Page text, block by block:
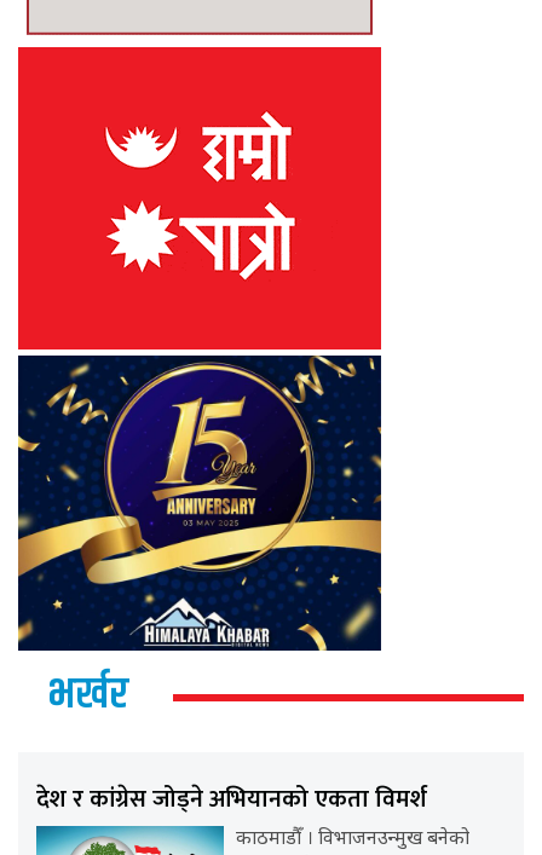
भर्खर
देश र कांग्रेस जोड्ने अभियानको एकता विमर्श
काठमाडौँ । विभाजनउन्मुख बनेको